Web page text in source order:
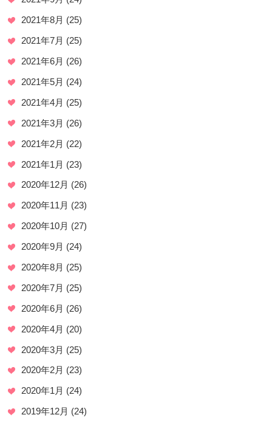
2021年8月 (25)
2021年7月 (25)
2021年6月 (26)
2021年5月 (24)
2021年4月 (25)
2021年3月 (26)
2021年2月 (22)
2021年1月 (23)
2020年12月 (26)
2020年11月 (23)
2020年10月 (27)
2020年9月 (24)
2020年8月 (25)
2020年7月 (25)
2020年6月 (26)
2020年4月 (20)
2020年3月 (25)
2020年2月 (23)
2020年1月 (24)
2019年12月 (24)